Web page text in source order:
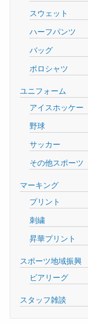
スウェット
ハーフパンツ
バッグ
ポロシャツ
ユニフォーム
アイスホッケー
野球
サッカー
その他スポーツ
マーキング
プリント
刺繍
昇華プリント
スポーツ地域振興
ビアリーグ
スタッフ雑談